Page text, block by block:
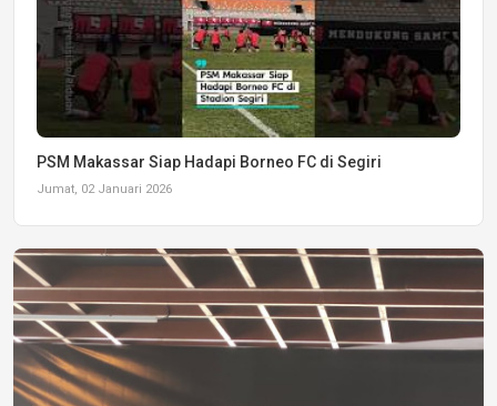
PSM Makassar Siap Hadapi Borneo FC di Segiri
Jumat, 02 Januari 2026